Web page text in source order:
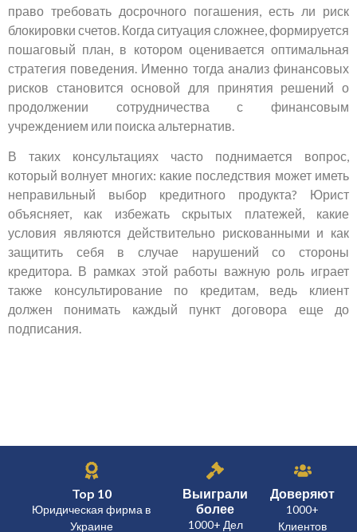
право требовать досрочного погашения, есть ли риск
блокировки счетов. Когда ситуация сложнее, формируется
пошаговый план, в котором оценивается оптимальная
стратегия поведения. Именно тогда анализ финансовых
рисков становится основой для принятия решений о
продолжении сотрудничества с финансовым
учреждением или поиска альтернатив.
В таких консультациях часто поднимается вопрос,
который волнует многих: какие последствия может иметь
неправильный выбор кредитного продукта? Юрист
объясняет, как избежать скрытых платежей, какие
условия являются действительно рискованными и как
защитить себя в случае нарушений со стороны
кредитора. В рамках этой работы важную роль играет
также консультирование по кредитам, ведь клиент
должен понимать каждый пункт договора еще до
подписания.
Top 10
Юридическая фирма в
Украине
Выиграли
более
1000+ Дел
Доверяют
1000+
Клиентов